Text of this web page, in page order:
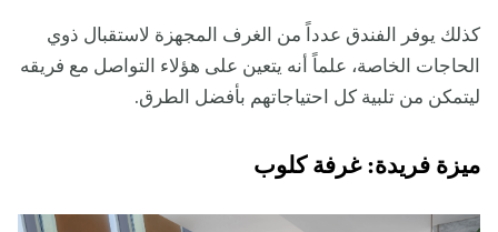
كذلك يوفر الفندق عدداً من الغرف المجهزة لاستقبال ذوي
الحاجات الخاصة، علماً أنه يتعين على هؤلاء التواصل مع فريقه
ليتمكن من تلبية كل احتياجاتهم بأفضل الطرق.
ميزة فريدة: غرفة كلوب